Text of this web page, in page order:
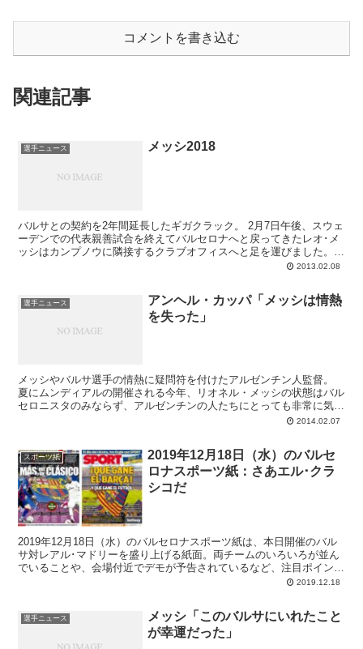
コメントを書き込む
関連記事
選手ニュース メッシ2018
バルサとの契約を2年間延長したギガクラック。 2月7日午後、スウェ
ーデンでの代表親善試合を終えてバルセロナへと戻ってきたレオ･メ
ッシはカンプノウに隣接するクラブオフィスへと足を運びました。目
2013.02.08
選手ニュース
アンヘル・カッパ「メッシは情熱
を失った」
メッシやバルサ選手の情熱に疑問符を付けたアルゼンチン人監督。
夏にムンディアルの開催される今年、リオネル・メッシの状態はバル
セロニスタのみならず、アルゼンチンの人たちにとっても非常に気に
なるところでしょう。年末のリハビリによってどうやら怪...2014.02.07
スポーツ紙
2019年12月18日（水）のバルセ
ロナスポーツ紙：さあエル･クラ
シコだ
2019年12月18日（水）のバルセロナスポーツ紙は、本日開催のバル
サ対レアル･マドリーを盛り上げる紙面。両チームのいろいろが並ん
でいることや、会場付近でデモが予告されているなど、注目ポイント
2019.12.18
選手ニュース
メッシ「このバルサにいれたこと
が幸運だった」